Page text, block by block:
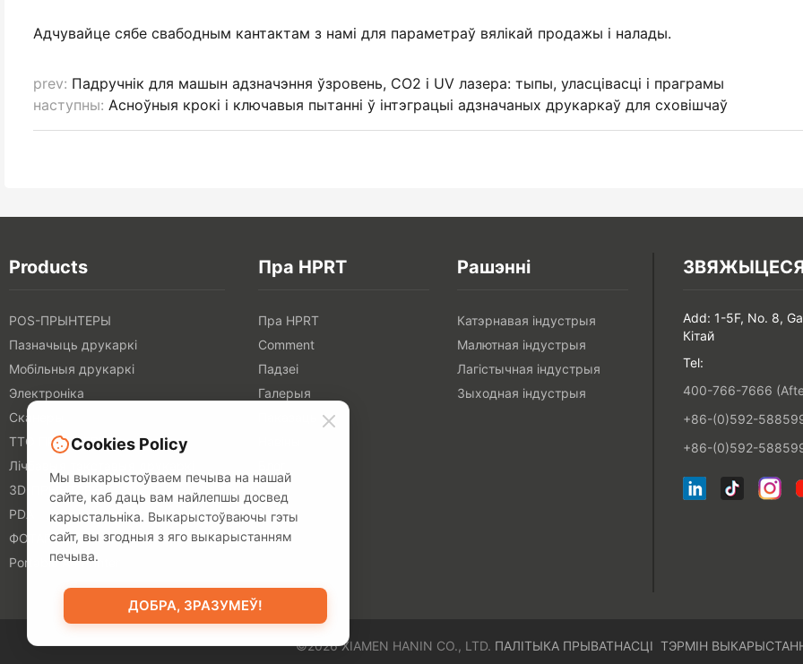
Адчувайце сябе свабодным кантактам з намі для параметраў вялікай продажы і налады.
prev: Падручнік для машын адзначэння ўзровень, CO2 і UV лазера: тыпы, уласцівасці і праграмы
наступны: Асноўныя крокі і ключавыя пытанні ў інтэграцыі адзначаных друкаркаў для сховішчаў
Products
POS-ПРЫНТЕРЫ
Пазначыць друкаркі
Мобільныя друкаркі
Электроніка
Сканеры
ТТО ПРЫНТЕРЫ
Лічбавыя тэкставыя друкаркі
3D-ПРЫНТЭРЫ
PDA
ФОТАПРЫНТЕРЫ
Portable A4 Printer
Пра HPRT
Пра HPRT
Comment
Падзеі
Галерыя
Рашэнні
Катэрнавая індустрыя
Малютная індустрыя
Лагістычная індустрыя
Зыходная індустрыя
Add: 1-5F, No. 8,
Кітай
Tel:
400-766-7666
+86-(0)592-
+86-(0)592-
©2026 XIAMEN HANIN CO., LTD. ПАЛІТЫКА ПРЫВАТНАСЦІ ТЭРМІН
Cookies Policy
Мы выкарыстоўваем печыва на нашай
сайте, каб даць вам найлепшы досвед
карыстальніка. Выкарыстоўваючы гэты
сайт, вы згодныя з яго выкарыстанням
печыва.
ДОБРА, ЗРАЗУМЕЎ!